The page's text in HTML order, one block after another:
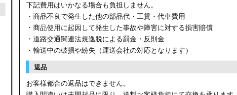
下記費用はいかなる場合も負担しません。
・商品不良で発生した他の部品代・工賃・代車費用
・商品使用に起因して発生した事故や障害に対する損害賠償
・道路交通関連法規逸脱による罰金・反則金
・輸送中の破損や紛失（運送会社の対応となります）
返品
お客様都合の返品はできません。